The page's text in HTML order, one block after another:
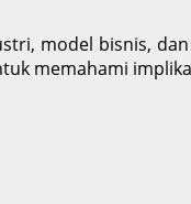
model bisnis,
memahami